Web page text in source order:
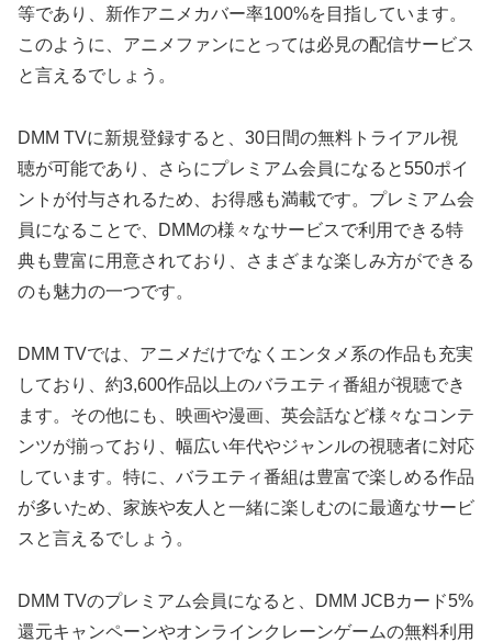
等であり、新作アニメカバー率100%を目指しています。
このように、アニメファンにとっては必見の配信サービス
と言えるでしょう。
DMM TVに新規登録すると、30日間の無料トライアル視
聴が可能であり、さらにプレミアム会員になると550ポイ
ントが付与されるため、お得感も満載です。プレミアム会
員になることで、DMMの様々なサービスで利用できる特
典も豊富に用意されており、さまざまな楽しみ方ができる
のも魅力の一つです。
DMM TVでは、アニメだけでなくエンタメ系の作品も充実
しており、約3,600作品以上のバラエティ番組が視聴でき
ます。その他にも、映画や漫画、英会話など様々なコンテ
ンツが揃っており、幅広い年代やジャンルの視聴者に対応
しています。特に、バラエティ番組は豊富で楽しめる作品
が多いため、家族や友人と一緒に楽しむのに最適なサービ
スと言えるでしょう。
DMM TVのプレミアム会員になると、DMM JCBカード5%
還元キャンペーンやオンラインクレーンゲームの無料利用